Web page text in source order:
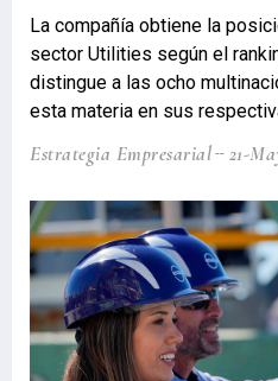
La compañía obtiene la
sector Utilities según el
distingue a las ocho
esta materia en sus
Estrategia Empresarial 21-